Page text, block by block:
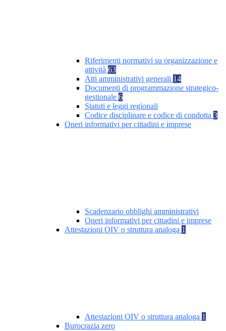
Riferimenti normativi su organizzazione e
attività 63
Atti amministrativi generali 14
Documenti di programmazione strategico-
gestionale 6
Statuti e leggi regionali
Codice disciplinare e codice di condotta 3
Oneri informativi per cittadini e imprese
Scadenzario obblighi amministrativi
Oneri informativi per cittadini e imprese
Attestazioni OIV o struttura analoga 1
Attestazioni OIV o struttura analoga 1
Burocrazia zero